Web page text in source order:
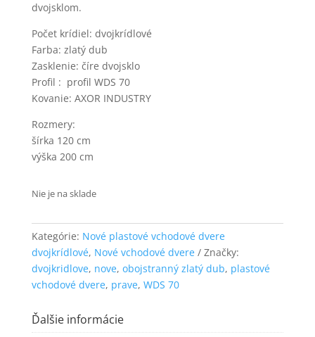
dvojsklom.
Počet krídiel: dvojkrídlové
Farba: zlatý dub
Zasklenie: číre dvojsklo
Profil : profil WDS 70
Kovanie: AXOR INDUSTRY
Rozmery:
šírka 120 cm
výška 200 cm
Nie je na sklade
Kategórie: Nové plastové vchodové dvere
dvojkrídlové, Nové vchodové dvere
Značky:
dvojkridlove, nove, obojstranný zlatý dub, plastové
vchodové dvere, prave, WDS 70
Ďalšie informácie
používania
webovej
stránky.